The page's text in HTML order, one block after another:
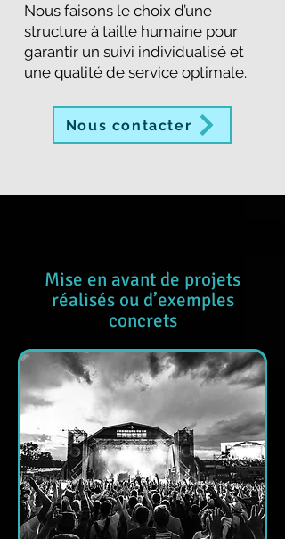
Nous faisons le choix d’une
structure à taille humaine pour
garantir un suivi individualisé et
une qualité de service optimale.
Nous contacter
Mise en avant de projets
réalisés ou d’exemples
concrets